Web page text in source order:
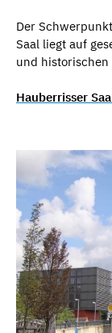
Der
Saal liegt auf
und historischen
Hauberrisser